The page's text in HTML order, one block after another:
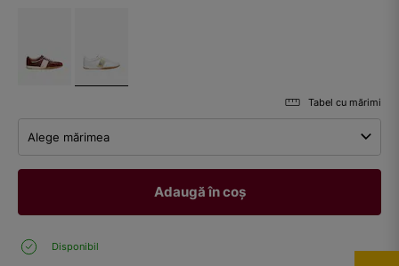
Tabel cu mărimi
Alege mărimea
Adaugă în coș
Disponibil